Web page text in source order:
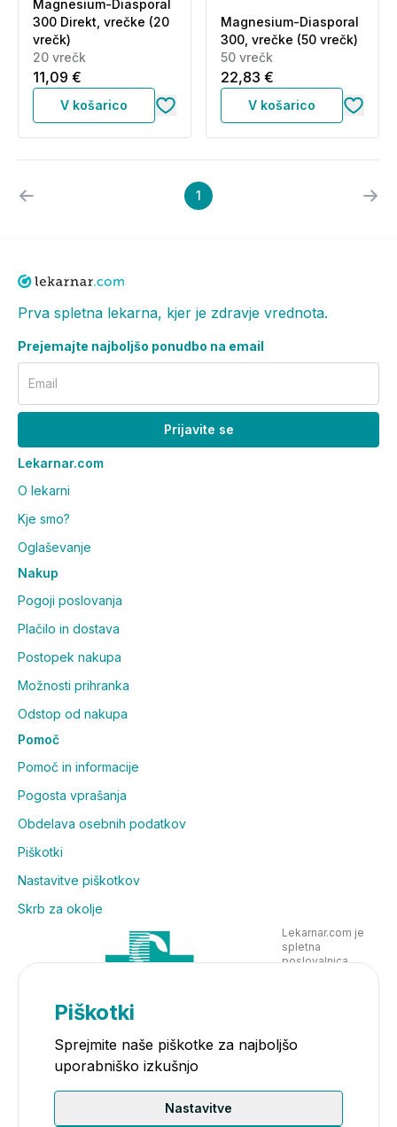
Magnesium-Diasporal
300 Direkt, vrečke (20
vrečk)
20 vrečk
11,09 €
V košarico
Magnesium-Diasporal
300, vrečke (50 vrečk)
50 vrečk
22,83 €
V košarico
1
Prva spletna lekarna, kjer je zdravje vrednota.
Prejemajte najboljšo ponudbo na email
Email
Prijavite se
Lekarnar.com
O lekarni
Kje smo?
Oglaševanje
Nakup
Pogoji poslovanja
Plačilo in dostava
Postopek nakupa
Možnosti prihranka
Odstop od nakupa
Pomoč
Pomoč in informacije
Pogosta vprašanja
Obdelava osebnih podatkov
Piškotki
Nastavitve piškotkov
Skrb za okolje
Lekarnar.com je
spletna
poslovalnica
Piškotki
Sprejmite naše piškotke za najboljšo
uporabniško izkušnjo
Nastavitve